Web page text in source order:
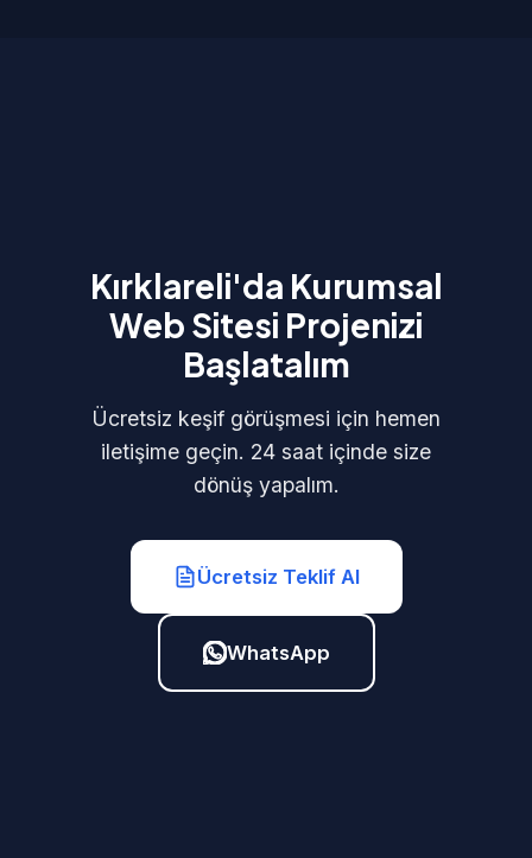
Kırklareli'da Kurumsal
Web Sitesi Projenizi
Başlatalım
Ücretsiz keşif görüşmesi için hemen
iletişime geçin. 24 saat içinde size
dönüş yapalım.
Ücretsiz Teklif Al
WhatsApp